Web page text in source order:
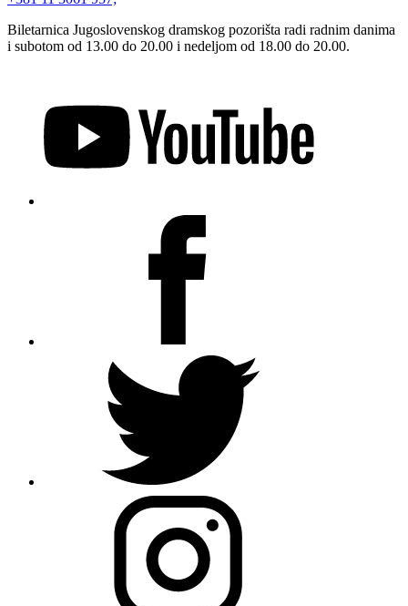
Biletarnica Jugoslovenskog dramskog pozorišta radi radnim danima
i subotom od 13.00 do 20.00 i nedeljom od 18.00 do 20.00.